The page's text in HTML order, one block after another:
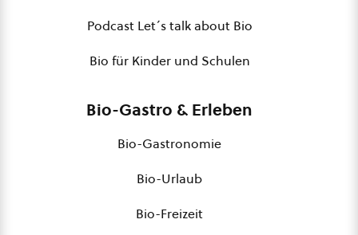
Podcast Let´s talk about Bio
Bio für Kinder und Schulen
Bio-Gastro & Erleben
Bio-Gastronomie
Bio-Urlaub
Bio-Freizeit